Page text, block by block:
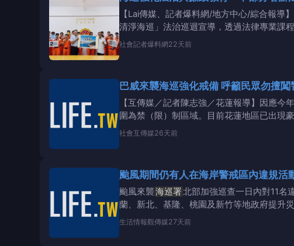
【Lai傳媒、記者爆料網/地方中心/綜合報導
清淨海巡」法治巡迴宣導，透過法律專業課
品質與國
社會記者爆料網22天前
巴威來襲海巡強化戒備 呼籲民眾
【互傳媒／記者陳志強／花蓮報導】因應
圍為禁（限）制區域。目前花蓮地區已出現
往海邊觀浪、戲
社會互傳媒26天前
颱風期間仍有人在海岸警戒區內違規活
颱風來襲海巡署北部加強巡查一日內對11名
蘭、新北、基隆、桃園及新竹等地政府提升
生活情報觀傳媒27天前